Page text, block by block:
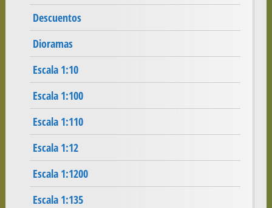
Descuentos
Dioramas
Escala 1:10
Escala 1:100
Escala 1:110
Escala 1:12
Escala 1:1200
Escala 1:135